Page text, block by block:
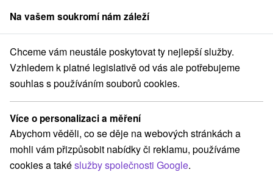
člen skupinySorger
Najděte si svůj pobyt či
dovolenou
Pobyty na Slovensku Dovolenky pri mori
Kam se chystáte? Zadejte lokalitu nebo název hotelu.
Na vašem soukromí nám záleží
Chceme vám neustále poskytovat ty nejlepší služby.
Vzhledem k platné legislativě od vás ale potřebujeme
souhlas s používáním souborů cookies.
Více o personalizaci a měření
Abychom věděli, co se děje na webových stránkách a
mohli vám přizpůsobit nabídky či reklamu, používáme
cookies a takéslužby společnosti Google.